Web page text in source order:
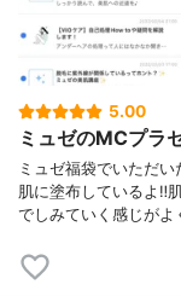
5.00
ミュゼのMCプラ
ミュゼ福袋でいただ
肌に塗布しているよ‼︎
でしみていく感じが